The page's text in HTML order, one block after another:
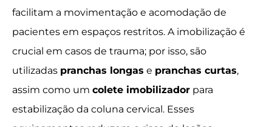
facilitam a movimentação e acomodação de
pacientes em espaços restritos. A imobilização é
crucial em casos de trauma; por isso, são
utilizadas pranchas longas e pranchas curtas,
assim como um colete imobilizador para
estabilização da coluna cervical. Esses